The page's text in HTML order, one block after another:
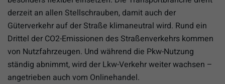
derzeit an allen Stellschrauben, damit auch der
Güterverkehr auf der Straße klimaneutral wird. Rund ein
Drittel der CO2-Emissionen des Straßenverkehrs kommen
von Nutzfahrzeugen. Und während die Pkw-Nutzung
ständig abnimmt, wird der Lkw-Verkehr weiter wachsen –
angetrieben auch vom Onlinehandel.